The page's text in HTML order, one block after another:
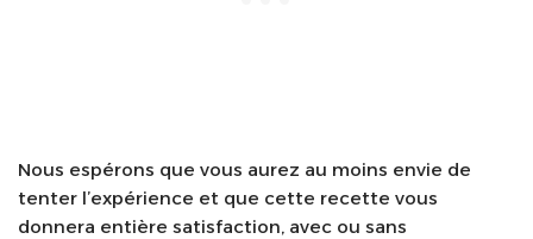
Nous espérons que vous aurez au moins envie de
tenter l’expérience et que cette recette vous
donnera entière satisfaction, avec ou sans